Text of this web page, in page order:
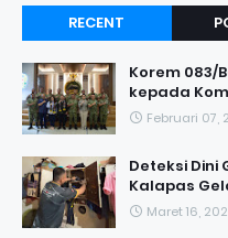
RECENT
Korem 083/
kepada
Februari 07,
Deteksi Dini
Kalapas
Maret 16,